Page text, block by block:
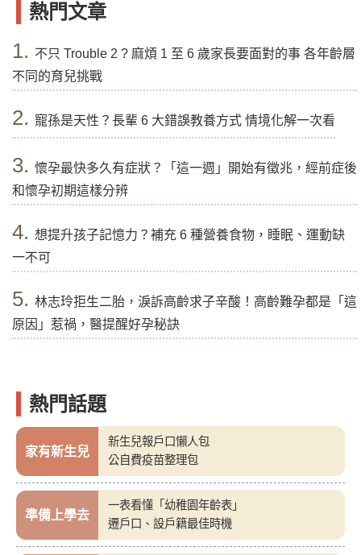
熱門文章
1. 不只 Trouble 2 ? 麻煩 1 至 6 歲家長要面對的事 各年齡層
不同的育兒挑戰
2. 寵孫是天性？長輩 6 大錯誤教養方式 情境化解一次看
3. 懷孕最快多久有症狀？「這一週」開始有徵兆，經前症後
和懷孕初期這樣分辨
4. 想提升孩子記憶力？補充 6 種營養食物，睡眠、運動缺
一不可
5. 林志玲拒生二胎，淚訴高齡求子辛酸！高齡難孕都是「這
原因」惹禍，醫提醒好孕秘訣
熱門話題
家有新生兒
新生兒報戶口懶人包
公自費疫苗整理包
準備上學去
一表看懂「幼稚園年齡表」
遷戶口、設戶籍最佳時機